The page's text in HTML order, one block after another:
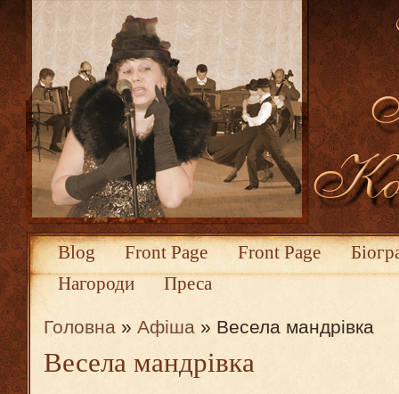
Blog Front Page Front Page
Нагороди
Преса
Головна » Афіша » Весела мандрівка
Весела мандрівка